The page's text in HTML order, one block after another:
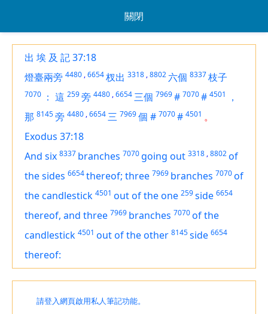
關閉
出 埃 及 記 37:18
燈臺兩旁 4480 ,6654杈出 3318 ,8802 六個 8337枝子
7070 ： 這 259旁 4480 ,6654三個 7969# 7070# 4501
，
那 8145旁 4480 ,6654三 7969個 # 7070# 4501 。
Exodus 37:18
And six 8337 branches 7070 going out 3318 ,8802of
the sides 6654thereof; three 7969 branches 7070of
the candlestick 4501 out of the one 259side 6654
thereof, and three 7969 branches 7070of the
candlestick 4501 out of the other 8145side 6654
thereof:
請登入網頁啟用私人筆記功能。